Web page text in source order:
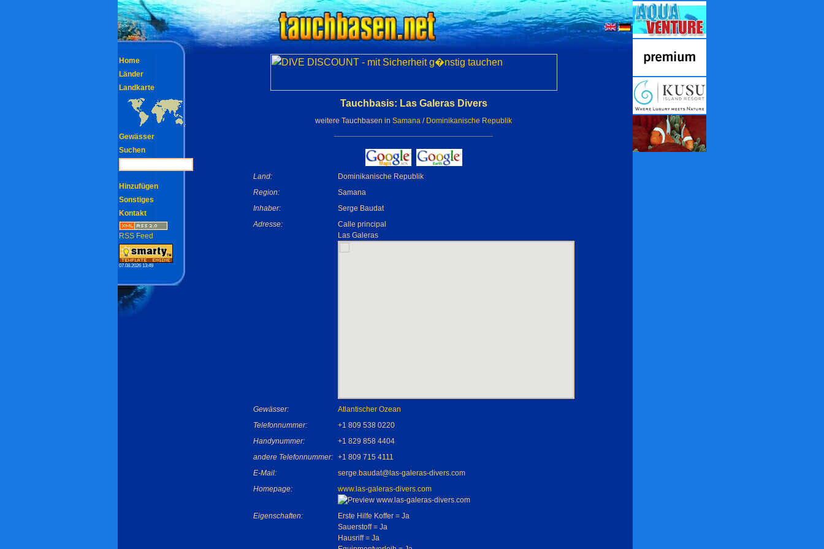
Tauchbasis: Las Galeras Divers
weitere Tauchbasen in Samana / Dominikanische Republik
Land:
Dominikanische Republik
Region:
Samana
Inhaber:
Serge Baudat
Adresse:
Calle principal
Las Galeras
Gewässer:
Atlantischer Ozean
Telefonnummer:
+1 809 538 0220
Handynummer:
+1 829 858 4404
andere Telefonnummer:
+1 809 715 4111
E-Mail:
serge.baudat@las-galeras-divers.com
Homepage:
www.las-galeras-divers.com
Eigenschaften:
Erste Hilfe Koffer = Ja
Sauerstoff = Ja
Hausriff = Ja
Home
Länder
Landkarte
Gewässer
Suchen
Hinzufügen
Sonstiges
Kontakt
RSS Feed
07.08.2026 13:49